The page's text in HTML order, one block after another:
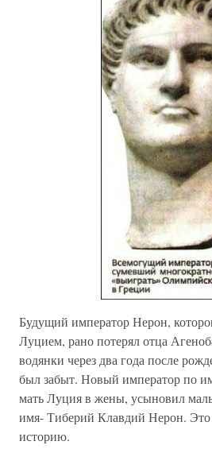
Будущий император Нерон,
Луцием, рано потерял отца
водянки через два года после
был забыт. Новый император по
мать Луция в жены, усыновил
имя- Тиберий Клавдий Нерон. Это
историю.